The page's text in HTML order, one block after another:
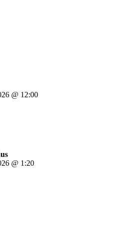
@ 12:00
@ 1:20